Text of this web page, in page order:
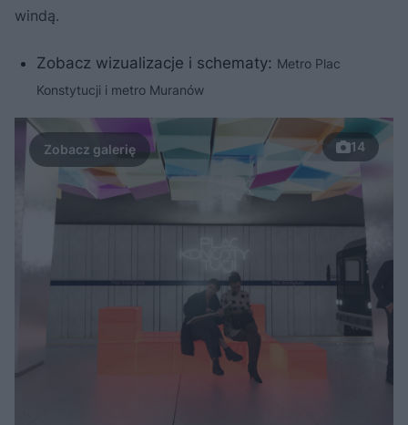
windą.
Zobacz wizualizacje i schematy: Metro Plac
Konstytucji i metro Muranów
14